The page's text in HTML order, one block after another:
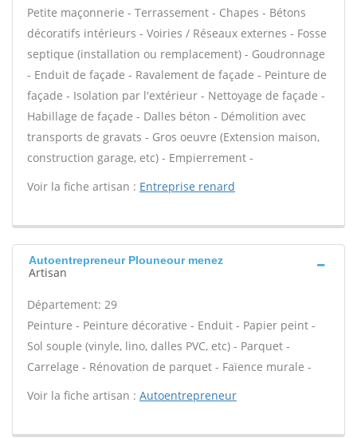
Petite maçonnerie - Terrassement - Chapes - Bétons
décoratifs intérieurs - Voiries / Réseaux externes - Fosse
septique (installation ou remplacement) - Goudronnage
- Enduit de façade - Ravalement de façade - Peinture de
façade - Isolation par l'extérieur - Nettoyage de façade -
Habillage de façade - Dalles béton - Démolition avec
transports de gravats - Gros oeuvre (Extension maison,
construction garage, etc) - Empierrement -
Voir la fiche artisan : Entreprise renard
Autoentrepreneur Plouneour menez
Artisan
Département: 29
Peinture - Peinture décorative - Enduit - Papier peint -
Sol souple (vinyle, lino, dalles PVC, etc) - Parquet -
Carrelage - Rénovation de parquet - Faïence murale -
Voir la fiche artisan : Autoentrepreneur